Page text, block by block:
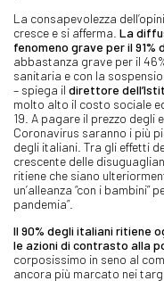
La consapevolezza
cresce e si afferma. La
fenomeno grave per il 91%
abbastanza grave per il
sanitaria e con la
– spiega il direttore
molto alto il costo sociale
19. A pagare il prezzo degli
Coronavirus saranno i più
degli italiani. Tra gli effetti
crescente delle
ritiene che siano
un’alleanza “con i
pandemia”.
Il 90% degli italiani ritiene
le azioni di contrasto alla
corposissimo in seno al
ancora più marcato nei